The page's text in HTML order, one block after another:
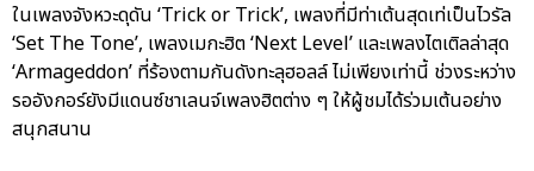
ในเพลงจังหวะดุดัน ‘Trick or Trick’, เพลงที่มีท่าเต้นสุดเท่เป็นไวรัล
‘Set The Tone’, เพลงเมกะฮิต ‘Next Level’ และเพลงไตเติลล่าสุด
‘Armageddon’ ที่ร้องตามกันดังทะลุฮอลล์ ไม่เพียงเท่านี้ ช่วงระหว่าง
รออังกอร์ยังมีแดนซ์ชาเลนจ์เพลงฮิตต่าง ๆ ให้ผู้ชมได้ร่วมเต้นอย่าง
สนุกสนาน